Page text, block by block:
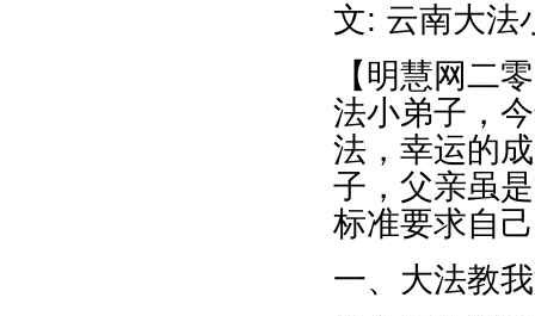
文: 云南大法
【明慧网二
法小弟子，
法，幸运的
子，父亲虽
标准要求自
一、大法教